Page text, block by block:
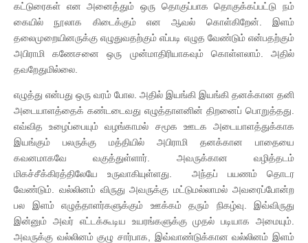
கட்டுரைகள் என அனைத்தும் ஒரு தொகுப்பாக தொகுக்கப்பட்டு நம்
கையில் நூலாக கிடைக்கும் என ஆவல் கொள்கிறேன். இளம்
தலைமுறையினருக்கு எழுதுவதற்கும் எப்படி எழுத வேண்டும் என்பதற்கும்
அபிராமி கணேசனை ஒரு முன்மாதிரியாகவும் கொள்ளலாம். அதில்
தவறேதுமில்லை.
எழுத்து என்பது ஒரு வரம் போல. அதில் இயங்கி இயங்கி தனக்கான தனி
அடையாளத்தைக் கண்டடைவது எழுத்தாளனின் திறனைப் பொறுத்தது.
எவ்வித உழைப்பையும் வழங்காமல் சமூக ஊடக அடையாளத்துக்காக
இயங்கும் பலருக்கு மத்தியில் அபிராமி தனக்கான பாதையை
கவனமாகவே வகுத்துள்ளார். அவருக்கான வழித்தடம்
மிகச்சீக்கிரத்திலேயே உருவாகியுள்ளது. அந்தப் பயணம் தொடர
வேண்டும். வல்லினம் விருது அவருக்கு மட்டுமல்லாமல் அவரைப்போன்ற
பல இளம் எழுத்தாளர்களுக்கும் ஊக்கம் தரும் நிகழ்வு. இவ்விருது
இன்னும் அவர் எட்டக்கூடிய உயரங்களுக்கு முதல் படியாக அமையும்.
அவருக்கு வல்லினம் குழு சார்பாக, இவ்வாண்டுக்கான வல்லினம் இளம்